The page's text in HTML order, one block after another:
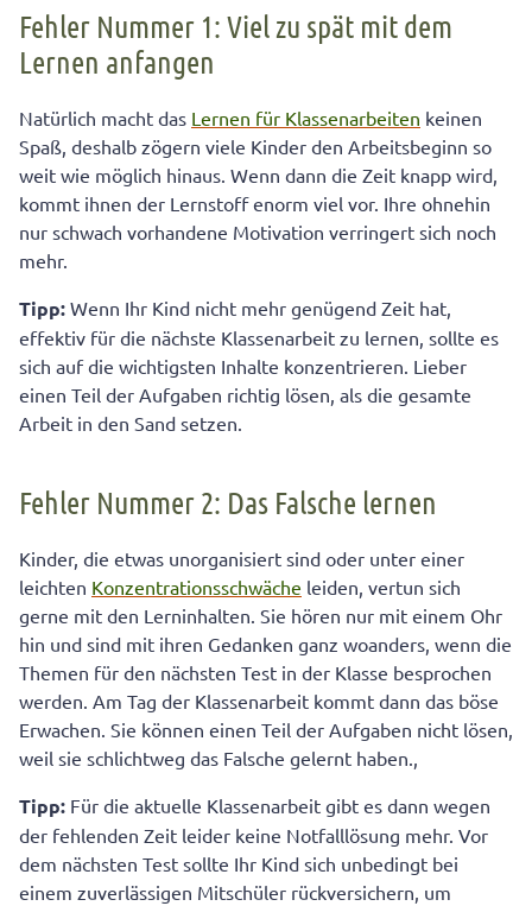
Fehler Nummer 1: Viel zu spät mit dem
Lernen anfangen
Natürlich macht das Lernen für Klassenarbeiten keinen
Spaß, deshalb zögern viele Kinder den Arbeitsbeginn so
weit wie möglich hinaus. Wenn dann die Zeit knapp wird,
kommt ihnen der Lernstoff enorm viel vor. Ihre ohnehin
nur schwach vorhandene Motivation verringert sich noch
mehr.
Tipp: Wenn Ihr Kind nicht mehr genügend Zeit hat,
effektiv für die nächste Klassenarbeit zu lernen, sollte es
sich auf die wichtigsten Inhalte konzentrieren. Lieber
einen Teil der Aufgaben richtig lösen, als die gesamte
Arbeit in den Sand setzen.
Fehler Nummer 2: Das Falsche lernen
Kinder, die etwas unorganisiert sind oder unter einer
leichten Konzentrationsschwäche leiden, vertun sich
gerne mit den Lerninhalten. Sie hören nur mit einem Ohr
hin und sind mit ihren Gedanken ganz woanders, wenn die
Themen für den nächsten Test in der Klasse besprochen
werden. Am Tag der Klassenarbeit kommt dann das böse
Erwachen. Sie können einen Teil der Aufgaben nicht lösen,
weil sie schlichtweg das Falsche gelernt haben.,
Tipp: Für die aktuelle Klassenarbeit gibt es dann wegen
der fehlenden Zeit leider keine Notfalllösung mehr. Vor
dem nächsten Test sollte Ihr Kind sich unbedingt bei
einem zuverlässigen Mitschüler rückversichern, um